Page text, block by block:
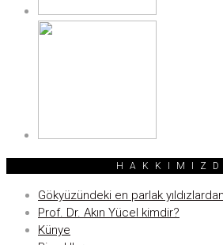
Gökyüzündeki en parlak
Prof. Dr. Akın Yücel kimdir?
Künye